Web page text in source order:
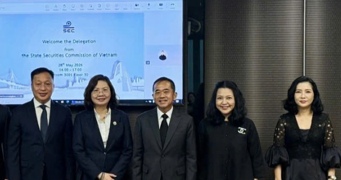
Hồ sơ điều tra
Tiếng nói công dân
An ninh - Hình sự
Kinh tế vĩ mô
Hồ sơ doanh
nghiệp
Tiêu dùng và dư
luận
Công nghệ
Môi trường
Giao
INFOCUS